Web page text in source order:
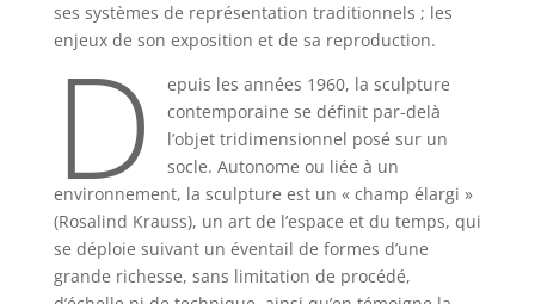
ses systèmes de représentation traditionnels ; les
enjeux de son exposition et de sa reproduction.
D
epuis les années 1960, la sculpture
contemporaine se définit par-delà
l’objet tridimensionnel posé sur un
socle. Autonome ou liée à un
environnement, la sculpture est un « champ élargi »
(Rosalind Krauss), un art de l’espace et du temps, qui
se déploie suivant un éventail de formes d’une
grande richesse, sans limitation de procédé,